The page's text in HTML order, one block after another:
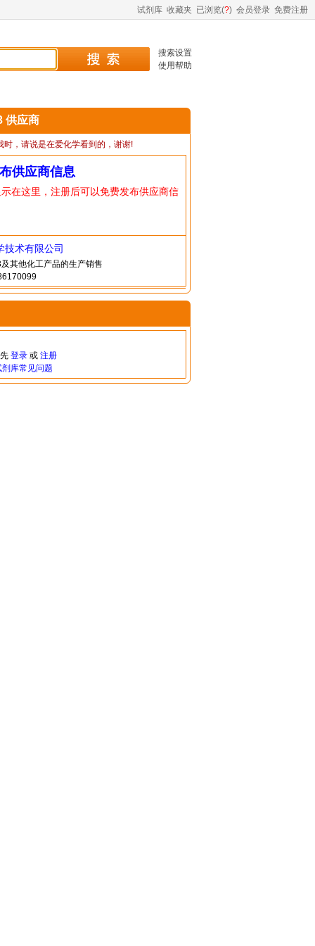
试剂库 收藏夹 已浏览(?) 会员登录 免费注册
搜索设置
使用帮助
供应商
时，请说是在爱化学看到的，谢谢!
供应商信息
在这里，注册后可以免费发布供应商信
技术有限公司
其他化工产品的生产销售
登录或 注册
剂库常见问题